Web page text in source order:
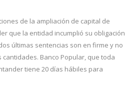
de la ampliación de capital de
que la entidad incumplió su obligación
últimas sentencias son en firme y no
Banco Popular, que toda
tiene 20 días hábiles para